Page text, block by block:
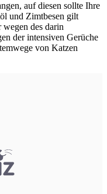
auf diesen sollte Ihre
und Zimtbesen gilt
des darin
der intensiven Gerüche
von Katzen